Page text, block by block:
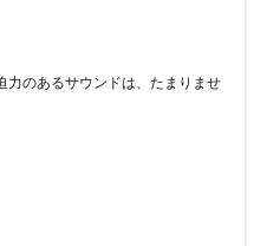
力のあるサウンドは、たまりませ